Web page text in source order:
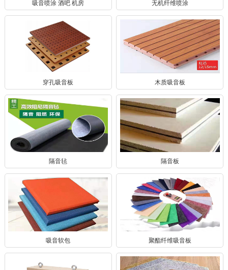
吸音喷涂 酒吧 机房 无机纤维喷涂
穿孔吸音板 木质吸音板
隔音毡 隔音板
吸音软包 聚酯纤维吸音板